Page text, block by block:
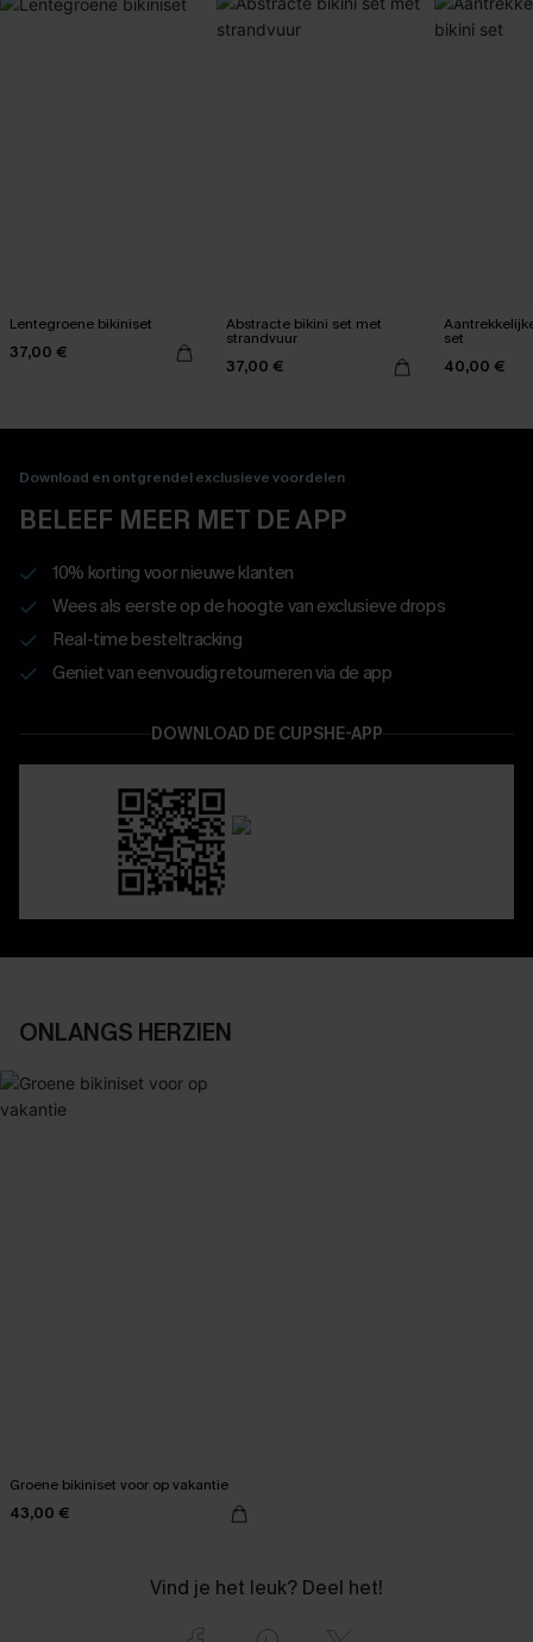
Lentegroene bikiniset
37,00 €
Abstracte bikini set met
strandvuur
37,00 €
set
40,00 €
Download en ontgrendel exclusieve voordelen
BELEEF MEER MET DE APP
10% korting voor nieuwe klanten
Wees als eerste op de hoogte van exclusieve drops
Real-time besteltracking
Geniet van eenvoudig retourneren via de app
DOWNLOAD DE CUPSHE-APP
ONLANGS HERZIEN
Groene bikiniset voor op vakantie
43,00 €
Vind je het leuk? Deel het!